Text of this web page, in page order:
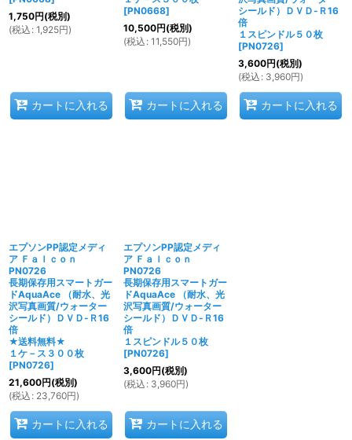
1,750円(税別)
(税込 : 1,925円)
カートに入れる
[PN0668]
10,500円(税別)
(税込 : 11,550円)
カートに入れる
シールド）ＤＶＤ-Ｒ16
倍
１スピンドル５０枚
[PN0726]
3,600円(税別)
(税込 : 3,960円)
カートに入れる
エプソンPP認定メディ
ア Ｆａｌｃｏｎ
PN0726
長期保存用スマートガー
ドAquaAce （耐水、光
沢写真画質/ウォーター
シールド）ＤＶＤ-Ｒ16
倍
★送料無料★
１ケ－ス３００枚
[PN0726]
21,600円(税別)
(税込 : 23,760円)
カートに入れる
エプソンPP認定メディ
ア Ｆａｌｃｏｎ
PN0726
長期保存用スマートガー
ドAquaAce （耐水、光
沢写真画質/ウォーター
シールド）ＤＶＤ-Ｒ16
倍
１スピンドル５０枚
[PN0726]
3,600円(税別)
(税込 : 3,960円)
カートに入れる